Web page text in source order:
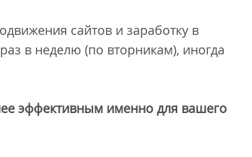
сайтов и заработку в
в неделю (по вторникам), иногда
эффективным именно для вашего